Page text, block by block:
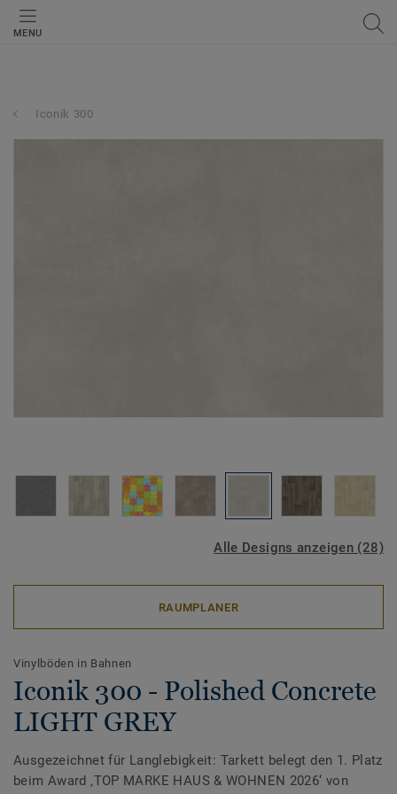
MENU
Iconik 300
Alle Designs anzeigen (28)
RAUMPLANER
Vinylböden in Bahnen
Iconik 300 - Polished Concrete
LIGHT GREY
Ausgezeichnet für Langlebigkeit: Tarkett belegt den 1. Platz
beim Award ‚TOP MARKE HAUS & WOHNEN 2026‘ von